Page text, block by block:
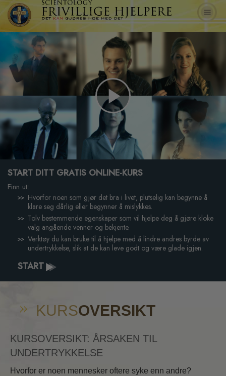
Play
Video
START DITT GRATIS ONLINE-KURS
Finn ut:
Hvorfor noen som gjør det bra i livet, plutselig kan begynne å
klare seg dårlig eller begynner å mislykkes.
Tolv bestemmende egenskaper som vil hjelpe deg å gjøre kloke
valg angående venner og bekjente.
Verktøy du kan bruke til å hjelpe med å lindre andres byrde av
undertrykkelse, slik at de kan leve godt og være glade igjen.
START
KURSOVERSIKT
KURSOVERSIKT: ÅRSAKEN TIL
UNDERTRYKKELSE
Hvorfor er noen mennesker oftere syke enn andre?